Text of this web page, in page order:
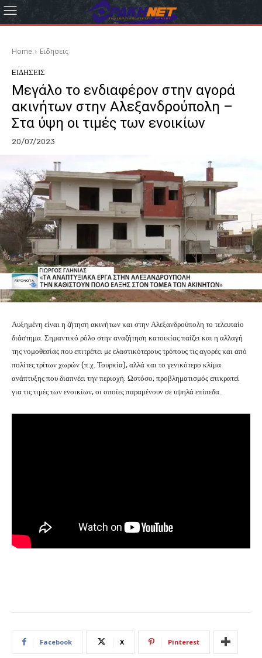
Home Eιδησεις
EΙΔΗΣΕΙΣ
Μεγάλο το ενδιαφέρον στην αγορά
ακινήτων στην Αλεξανδρούπολη –
Στα ύψη οι τιμές των ενοικίων
20/07/2023
Αυξημένη είναι η ζήτηση ακινήτων και στην Αλεξανδρούπολη το τελευταίο
διάστημα. Σημαντικό ρόλο στην αναζήτηση κατοικίας παίζει και η αλλαγή
της νομοθεσίας που επιτρέπει με ελαστικότερους τρόπους τις αγορές και από
πολίτες τρίτων χωρών (π.χ. Τουρκία), αλλά και το γενικότερο κλίμα
ανάπτυξης που διαπνέει την περιοχή. Ωστόσο, προβληματισμός επικρατεί
για τις τιμές των ενοικίων, οι οποίες παραμένουν σε υψηλά επίπεδα.
Facebook X Pinterest